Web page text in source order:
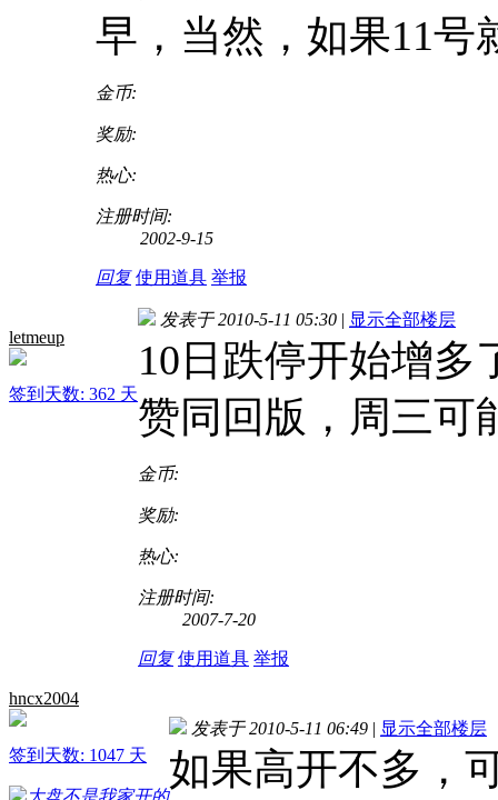
早，当然，如果11号
金币:
奖励:
热心:
注册时间:
2002-9-15
回复 使用道具 举报
letmeup
签到天数: 362 天
发表于 2010-5-11 05:30 | 显示全部楼层
10日跌停开始增多
赞同回版，周三可
金币:
奖励:
热心:
注册时间:
2007-7-20
回复 使用道具 举报
hncx2004
签到天数: 1047 天
发表于 2010-5-11 06:49 | 显示全部楼层
如果高开不多，